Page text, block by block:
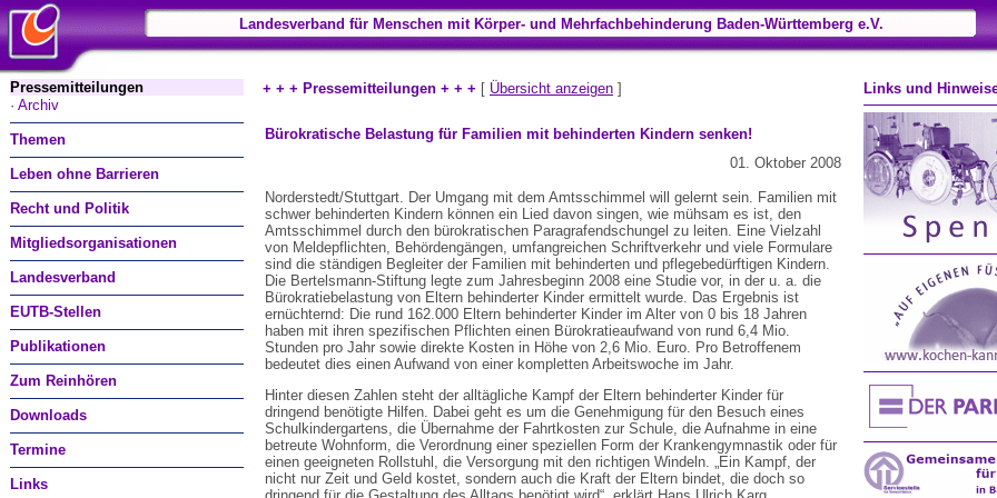
Landesverband für Menschen mit Körper- und Mehrfachbehinderung Baden-Württemberg e.V.
Pressemitteilungen
· Archiv
Themen
Leben ohne Barrieren
Recht und Politik
Mitgliedsorganisationen
Landesverband
EUTB-Stellen
Publikationen
Zum Reinhören
Downloads
Termine
Links
+ + + Pressemitteilungen + + + [ Übersicht anzeigen ]
Bürokratische Belastung für Familien mit behinderten Kindern senken!
01. Oktober 2008
Norderstedt/Stuttgart. Der Umgang mit dem Amtsschimmel will gelernt sein. Familien mit
schwer behinderten Kindern können ein Lied davon singen, wie mühsam es ist, den
Amtsschimmel durch den bürokratischen Paragrafendschungel zu leiten. Eine Vielzahl
von Meldepflichten, Behördengängen, umfangreichen Schriftverkehr und viele Formulare
sind die ständigen Begleiter der Familien mit behinderten und pflegebedürftigen Kindern.
Die Bertelsmann-Stiftung legte zum Jahresbeginn 2008 eine Studie vor, in der u. a. die
Bürokratiebelastung von Eltern behinderter Kinder ermittelt wurde. Das Ergebnis ist
ernüchternd: Die rund 162.000 Eltern behinderter Kinder im Alter von 0 bis 18 Jahren
haben mit ihren spezifischen Pflichten einen Bürokratieaufwand von rund 6,4 Mio.
Stunden pro Jahr sowie direkte Kosten in Höhe von 2,6 Mio. Euro. Pro Betroffenem
bedeutet dies einen Aufwand von einer kompletten Arbeitswoche im Jahr.
Hinter diesen Zahlen steht der alltägliche Kampf der Eltern behinderter Kinder für
dringend benötigte Hilfen. Dabei geht es um die Genehmigung für den Besuch eines
Schulkindergartens, die Übernahme der Fahrtkosten zur Schule, die Aufnahme in eine
betreute Wohnform, die Verordnung einer speziellen Form der Krankengymnastik oder für
einen geeigneten Rollstuhl, die Versorgung mit den richtigen Windeln. „Ein Kampf, der
nicht nur Zeit und Geld kostet, sondern auch die Kraft der Eltern bindet, die doch so
Links und